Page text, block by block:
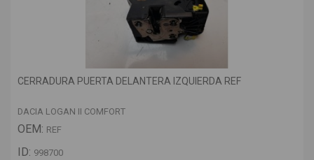
CERRADURA PUERTA DELANTERA IZQUIERDA REF
DACIA LOGAN II COMFORT
OEM: REF
ID: 998700